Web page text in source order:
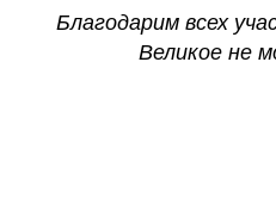
Благодарим всех
Великое не